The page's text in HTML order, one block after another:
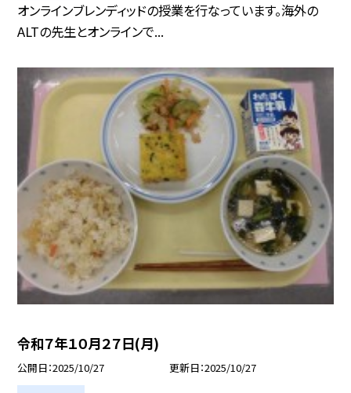
オンラインブレンディッドの授業を行なっています。海外の
ALTの先生とオンラインで...
令和７年１０月２７日(月)
公開日 2025/10/27 更新日 2025/10/27